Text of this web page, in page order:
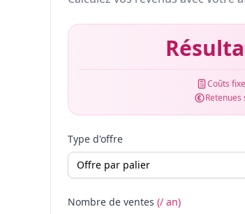
Coûts
Retenues
Type d'offre
Nombre de ventes (/ an)